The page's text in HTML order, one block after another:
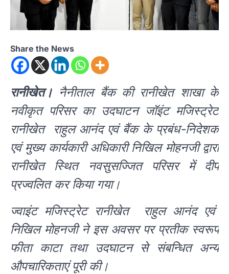
Share the News
रानीखेत। नैनीताल बैंक की रानीखेत शाखा के
नवीकृत परिसर का उदघाटन जॉइंट मजिस्ट्रेट
रानीखेत राहुल आनंद एवं बैंक के प्रबंध-निदेशक
एवं मुख्य कार्यकारी अधिकारी निखिल मोहनजी द्वारा
रानीखेत स्थित नवसुसज्जित परिसर में दीप
प्रज्वलित कर किया गया।
ज्वाइंट मजिस्ट्रेट रानीखेत राहुल आनंद एवं
निखिल मोहनजी ने इस अवसर पर प्रतीक स्वरूप
फीता काटा तथा उदघाटन से संबन्धित अन्य
औपचारिकताएं पूरी की।